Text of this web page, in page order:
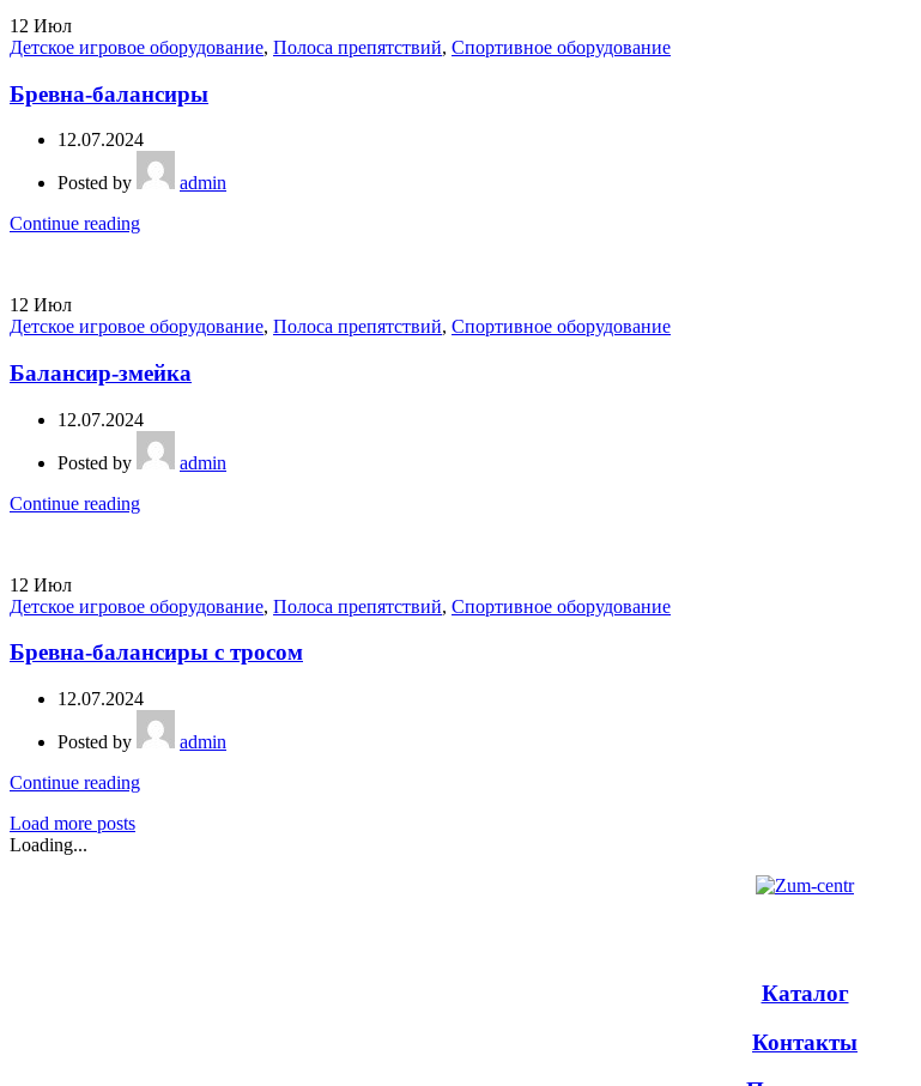
12 Июл
Детское игровое оборудование, Полоса препятствий, Спортивное оборудование
Бревна-балансиры
12.07.2024
Posted by
admin
Continue reading
12 Июл
Детское игровое оборудование, Полоса препятствий, Спортивное оборудование
Балансир-змейка
12.07.2024
Posted by
admin
Continue reading
12 Июл
Детское игровое оборудование, Полоса препятствий, Спортивное оборудование
Бревна-балансиры с тросом
12.07.2024
Posted by
admin
Continue reading
Load more posts
Loading...
Каталог
Контакты